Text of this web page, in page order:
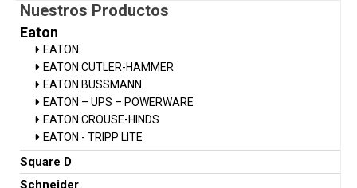
Nuestros Productos
Eaton
EATON
EATON CUTLER-HAMMER
EATON BUSSMANN
EATON – UPS – POWERWARE
EATON CROUSE-HINDS
EATON - TRIPP LITE
Square D
Schneider